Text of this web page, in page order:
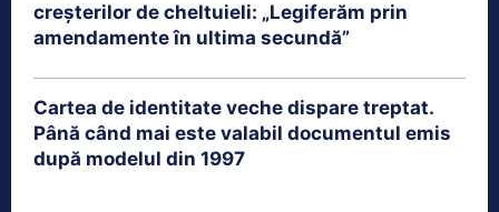
creșterilor de cheltuieli: „Legiferăm prin
amendamente în ultima secundă”
Cartea de identitate veche dispare treptat.
Până când mai este valabil documentul emis
după modelul din 1997